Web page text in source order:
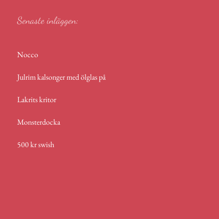
Senaste inläggen:
Nocco
Julrim kalsonger med ölglas på
Lakrits kritor
Monsterdocka
500 kr swish